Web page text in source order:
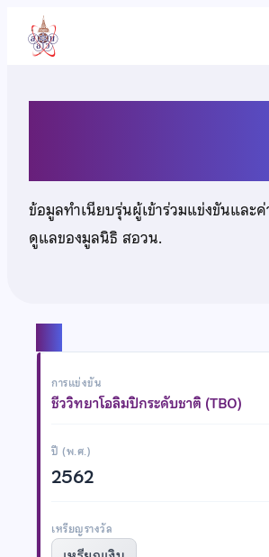
เนื้อหา
ข้อมูลทำเนียบรุ่นผู้เข้าร่วมแข่งขันและ
ดูแลของมูลนิธิ สอวน.
การแข่งขัน
ชีววิทยาโอลิมปิกระดับชาติ (TBO)
ปี (พ.ศ.)
2562
เหรียญรางวัล